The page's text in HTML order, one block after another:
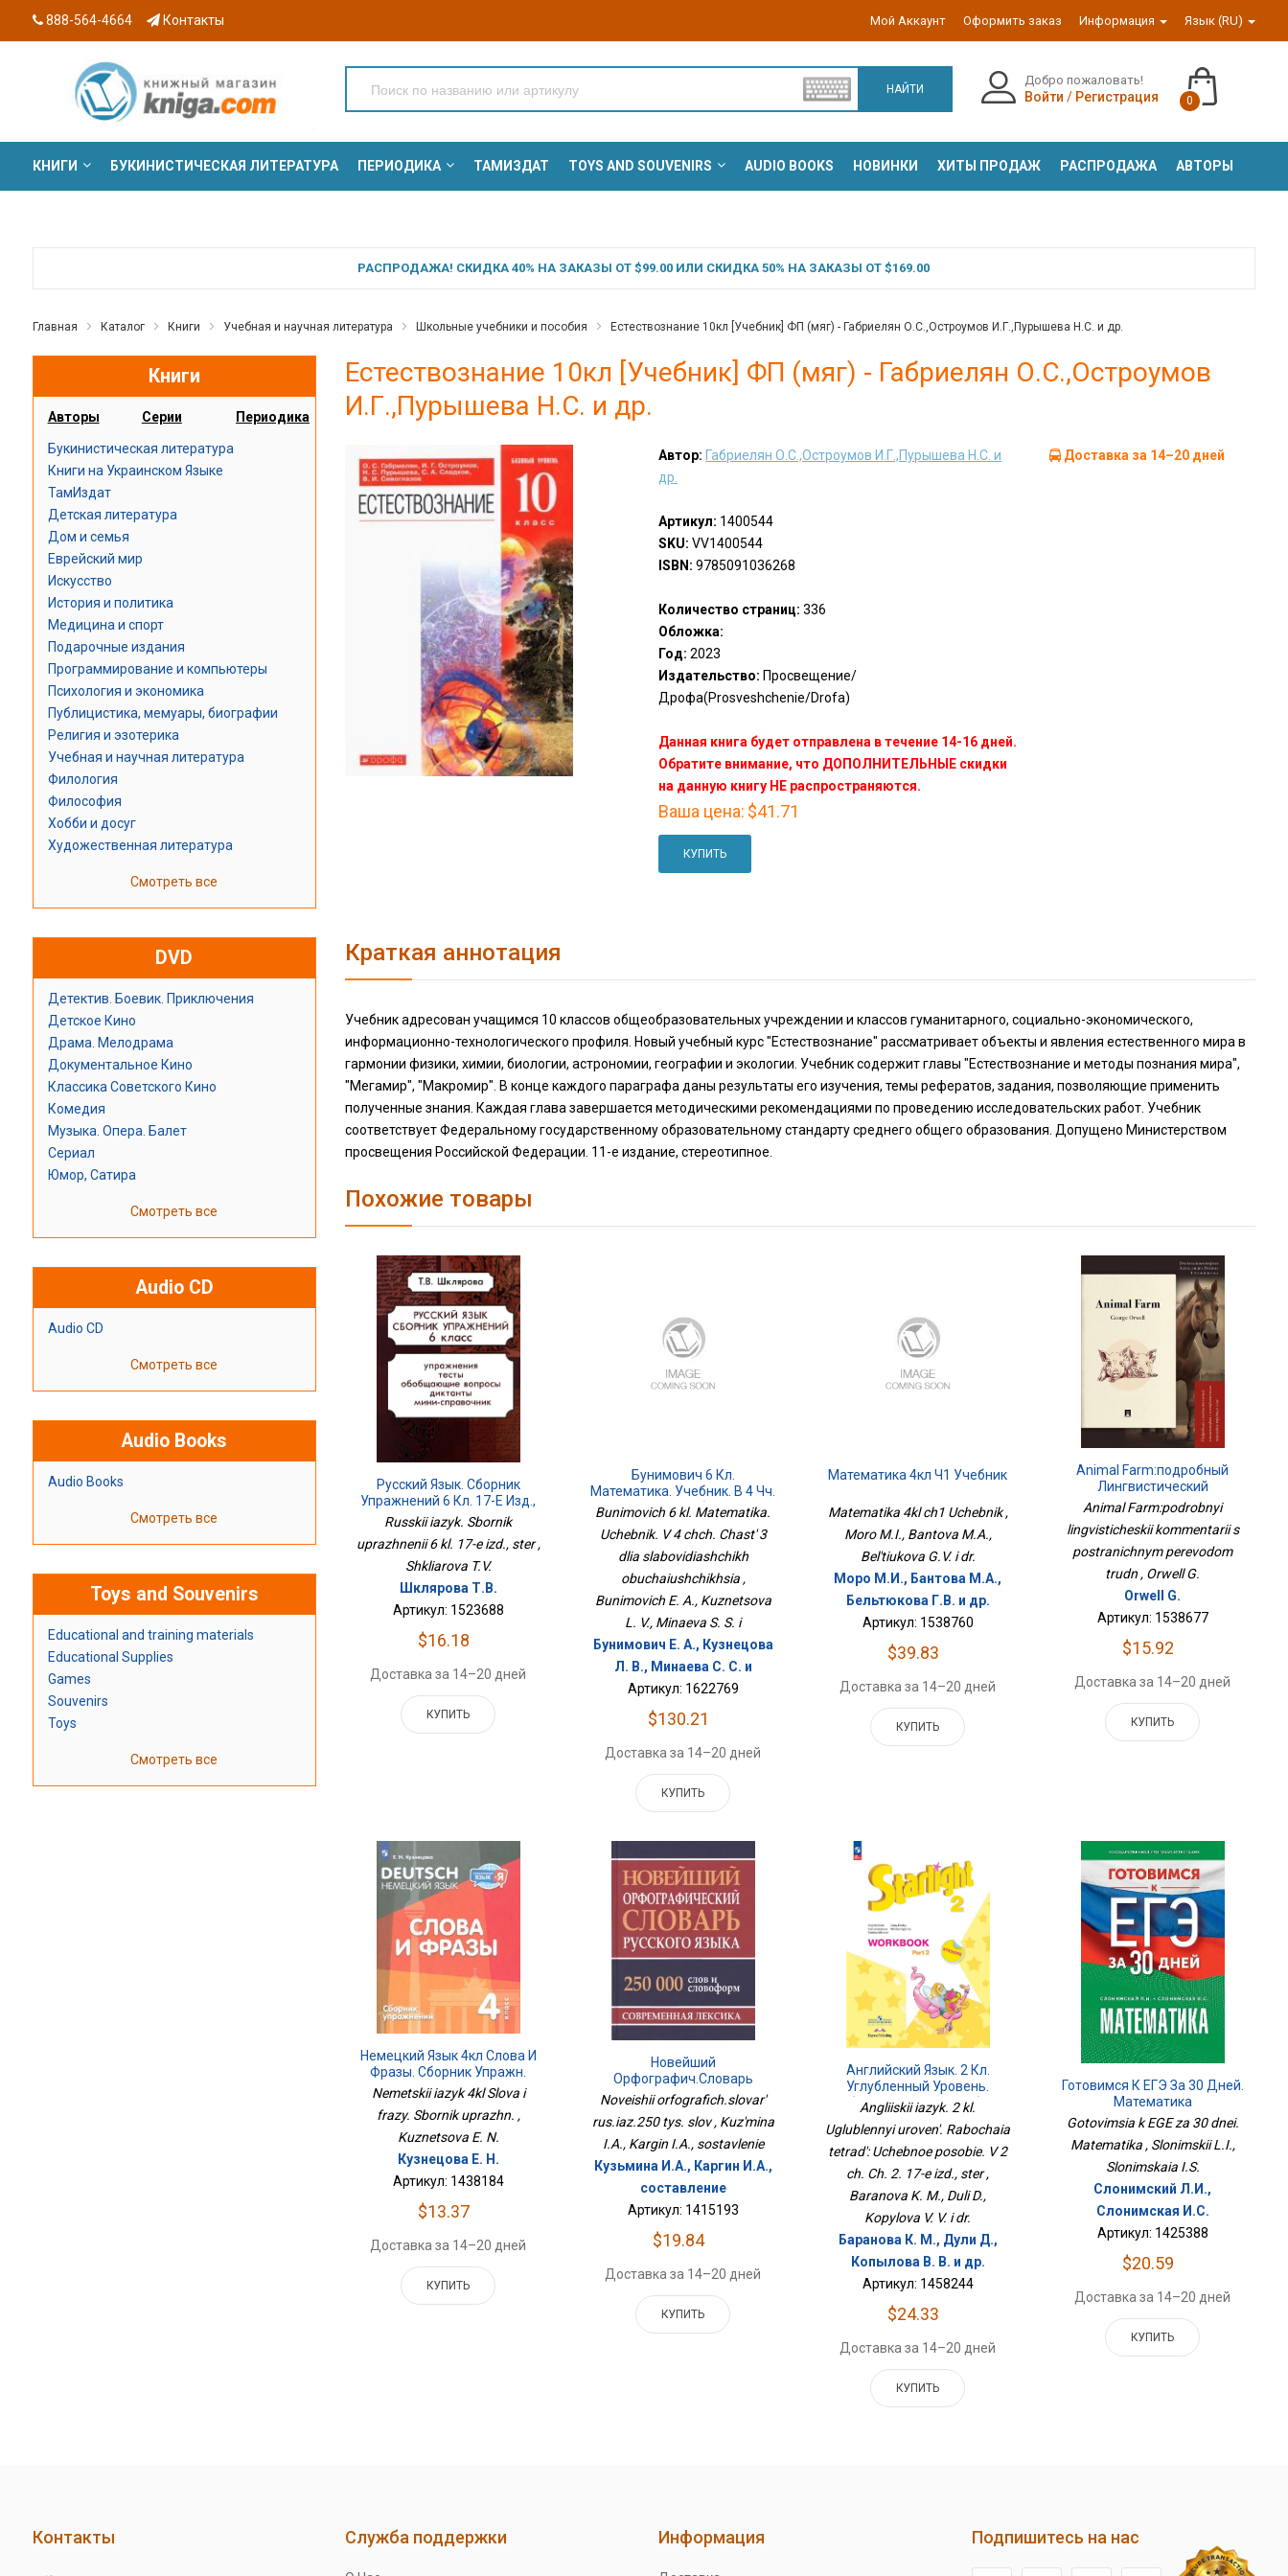
888-564-4664 Контакты Мой Аккаунт Оформить заказ Информация Язык (RU)
НАЙТИ
Добро пожаловать!
Войти / Регистрация 0
КНИГИ БУКИНИСТИЧЕСКАЯ ЛИТЕРАТУРА ПЕРИОДИКА ТАМИЗДАТ TOYS AND SOUVENIRS AUDIO BOOKS НОВИНКИ ХИТЫ ПРОДАЖ РАСПРОДАЖА АВТОРЫ
РАСПРОДАЖА! СКИДКА 40% НА ЗАКАЗЫ ОТ $99.00 ИЛИ СКИДКА 50% НА ЗАКАЗЫ ОТ $169.00
Главная Каталог Книги Учебная и научная литература Школьные учебники и пособия Естествознание 10кл [Учебник] ФП (мяг) - Габриелян О.С.,Остроумов И.Г.,Пурышева Н.С. и др.
Книги
Авторы Серии Периодика
Букинистическая литература
Книги на Украинском Языке
ТамИздат
Детская литература
Дом и семья
Еврейский мир
Искусство
История и политика
Медицина и спорт
Подарочные издания
Программирование и компьютеры
Психология и экономика
Публицистика, мемуары, биографии
Религия и эзотерика
Учебная и научная литература
Филология
Философия
Хобби и досуг
Художественная литература
Смотреть все
DVD
Детектив. Боевик. Приключения
Детское Кино
Драма. Мелодрама
Документальное Кино
Классика Советского Кино
Комедия
Музыка. Опера. Балет
Сериал
Юмор, Сатира
Смотреть все
Audio CD
Audio CD
Смотреть все
Audio Books
Audio Books
Смотреть все
Toys and Souvenirs
Educational and training materials
Educational Supplies
Games
Souvenirs
Toys
Смотреть все
Естествознание 10кл [Учебник] ФП (мяг) - Габриелян О.С.,Остроумов
И.Г.,Пурышева Н.С. и др.
Автор: Габриелян О.С.,Остроумов И.Г.,Пурышева Н.С. и
др.
Артикул: 1400544
SKU: VV1400544
ISBN: 9785091036268
Количество страниц: 336
Обложка:
Год: 2023
Издательство: Просвещение/
Дрофа(Prosveshchenie/Drofa)
Данная книга будет отправлена в течение 14-16 дней.
Обратите внимание, что ДОПОЛНИТЕЛЬНЫЕ скидки
на данную книгу НЕ распространяются.
Ваша цена: $41.71
КУПИТЬ
Доставка за 14–20 дней
Краткая аннотация
Учебник адресован учащимся 10 классов общеобразовательных учреждении и классов гуманитарного, социально-экономического,
информационно-технологического профиля. Новый учебный курс "Естествознание" рассматривает объекты и явления естественного мира в
гармонии физики, химии, биологии, астрономии, географии и экологии. Учебник содержит главы "Естествознание и методы познания мира",
"Мегамир", "Макромир". В конце каждого параграфа даны результаты его изучения, темы рефератов, задания, позволяющие применить
полученные знания. Каждая глава завершается методическими рекомендациями по проведению исследовательских работ. Учебник
соответствует Федеральному государственному образовательному стандарту среднего общего образования. Допущено Министерством
просвещения Российской Федерации. 11-е издание, стереотипное.
Похожие товары
Русский Язык. Сборник
Упражнений 6 Кл. 17-Е Изд.,
Стер
Russkii iazyk. Sbornik
uprazhnenii 6 kl. 17-e izd., ster ,
Shkliarova T.V.
Шклярова Т.В.
Артикул: 1523688
$16.18
Доставка за 14–20 дней
КУПИТЬ
Бунимович 6 Кл.
Математика. Учебник. В 4 Чч.
Часть 3 Для Слабовидящих
Bunimovich 6 kl. Matematika.
Uchebnik. V 4 chch. Chast' 3
dlia slabovidiashchikh
obuchaiushchikhsia ,
Bunimovich E. A., Kuznetsova
L. V., Minaeva S. S. i
Бунимович Е. А., Кузнецова
Л. В., Минаева С. С. и
Артикул: 1622769
$130.21
Доставка за 14–20 дней
КУПИТЬ
Математика 4кл Ч1 Учебник
Matematika 4kl ch1 Uchebnik ,
Moro M.I., Bantova M.A.,
Bel'tiukova G.V. i dr.
Моро М.И., Бантова М.А.,
Бельтюкова Г.В. и др.
Артикул: 1538760
$39.83
Доставка за 14–20 дней
КУПИТЬ
Animal Farm:подробный
Лингвистический
Комментарий С
Постраничным Переводом
Трудн
Animal Farm:podrobnyi
lingvisticheskii kommentarii s
postranichnym perevodom
trudn , Orwell G.
Orwell G.
Артикул: 1538677
$15.92
Доставка за 14–20 дней
КУПИТЬ
Немецкий Язык 4кл Слова И
Фразы. Сборник Упражн.
Nemetskii iazyk 4kl Slova i
frazy. Sbornik uprazhn. ,
Kuznetsova E. N.
Кузнецова Е. Н.
Артикул: 1438184
$13.37
Доставка за 14–20 дней
КУПИТЬ
Новейший
Орфографич.словарь
Рус.яз.250 Тыс. Слов
Noveishii orfografich.slovar'
rus.iaz.250 tys. slov , Kuz'mina
I.A., Kargin I.A., sostavlenie
Кузьмина И.А., Каргин И.А.,
составление
Артикул: 1415193
$19.84
Доставка за 14–20 дней
КУПИТЬ
Английский Язык. 2 Кл.
Углубленный Уровень.
Рабочая Тетрадь: Учебное
Пособие. В 2 Ч. Ч. 2. 17-Е Изд.,
Стер
Angliiskii iazyk. 2 kl.
Uglublennyi uroven'. Rabochaia
tetrad': Uchebnoe posobie. V 2
ch. Ch. 2. 17-e izd., ster ,
Baranova K. M., Duli D.,
Kopylova V. V. i dr.
Баранова К. М., Дули Д.,
Копылова В. В. и др.
Артикул: 1458244
$24.33
Доставка за 14–20 дней
КУПИТЬ
Готовимся К ЕГЭ За 30 Дней.
Математика
Gotovimsia k EGE za 30 dnei.
Matematika , Slonimskii L.I.,
Slonimskaia I.S.
Слонимский Л.И.,
Слонимская И.С.
Артикул: 1425388
$20.59
Доставка за 14–20 дней
КУПИТЬ
Контакты Служба поддержки Информация Подпишитесь на нас